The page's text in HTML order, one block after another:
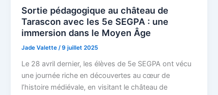
Sortie pédagogique au château de
Tarascon avec les 5e SEGPA : une
immersion dans le Moyen Âge
Jade Valette/9 juillet 2025
Le 28 avril dernier, les élèves de 5e SEGPA ont vécu
une journée riche en découvertes au cœur de
l’histoire médiévale, en visitant le château de